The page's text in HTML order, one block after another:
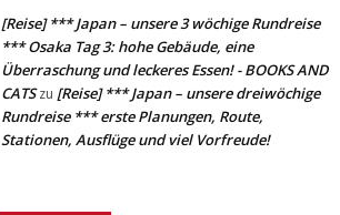
[Reise] *** Japan – unsere 3 wöchige Rundreise
*** Osaka Tag 3: hohe Gebäude, eine
Überraschung und leckeres Essen! - BOOKS AND
CATSzu [Reise] *** Japan – unsere dreiwöchige
Rundreise *** erste Planungen, Route,
Stationen, Ausflüge und viel Vorfreude!